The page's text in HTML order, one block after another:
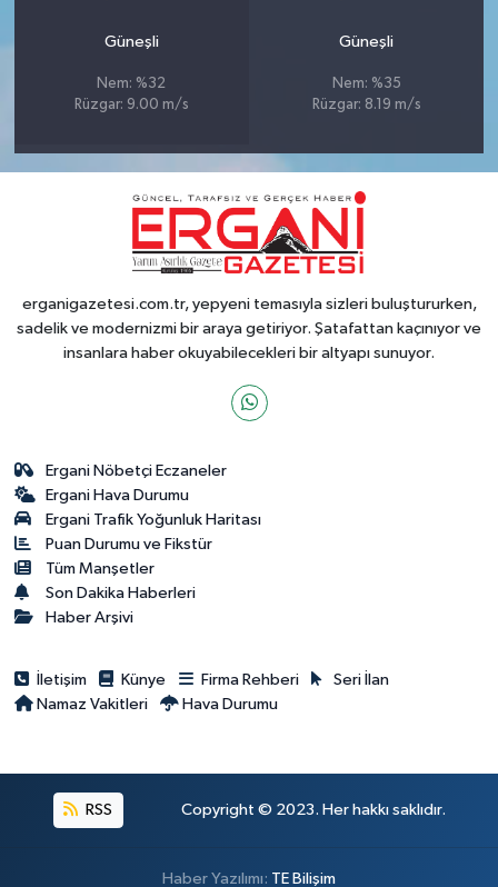
Güneşli
Nem: %32
Rüzgar: 9.00 m/s
Güneşli
Nem: %35
Rüzgar: 8.19 m/s
erganigazetesi.com.tr, yepyeni temasıyla sizleri buluştururken,
sadelik ve modernizmi bir araya getiriyor. Şatafattan kaçınıyor ve
insanlara haber okuyabilecekleri bir altyapı sunuyor.
Ergani Nöbetçi Eczaneler
Ergani Hava Durumu
Ergani Trafik Yoğunluk Haritası
Puan Durumu ve Fikstür
Tüm Manşetler
Son Dakika Haberleri
Haber Arşivi
İletişim Künye Firma Rehberi
Seri İlan
Namaz Vakitleri
Hava Durumu
RSS Copyright © 2023. Her hakkı saklıdır.
Haber Yazılımı: TE Bilişim